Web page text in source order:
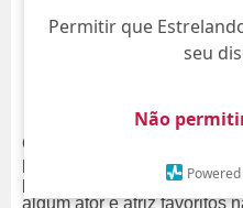
Permitir que
seu
Não
Quem é fã de cinema
premiações anuaisque
produções feitas para as
algum ator e atriz favoritos